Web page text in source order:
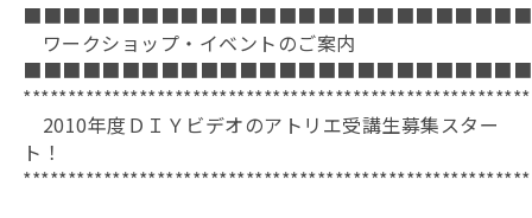
ワークショップ・イベントのご案内
2010年度ＤＩＹビデオのアトリエ受講生募集スター
ト！